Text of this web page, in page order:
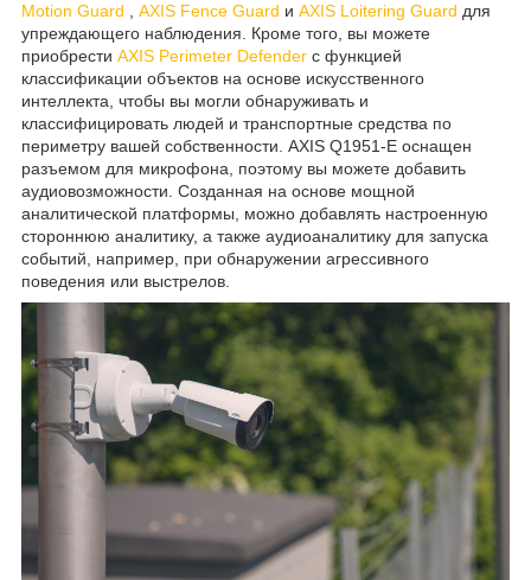
Motion Guard
AXIS Fence Guard и AXIS Loitering Guard для
упреждающего наблюдения. Кроме того, вы можете
приобрести AXIS Perimeter Defender с функцией
классификации объектов на основе искусственного
интеллекта, чтобы вы могли обнаруживать и
классифицировать людей и транспортные средства по
периметру вашей собственности. AXIS Q1951-E оснащен
разъемом для микрофона, поэтому вы можете добавить
аудиовозможности. Созданная на основе мощной
аналитической платформы, можно добавлять настроенную
стороннюю аналитику, а также аудиоаналитику для запуска
событий, например, при обнаружении агрессивного
поведения или выстрелов.